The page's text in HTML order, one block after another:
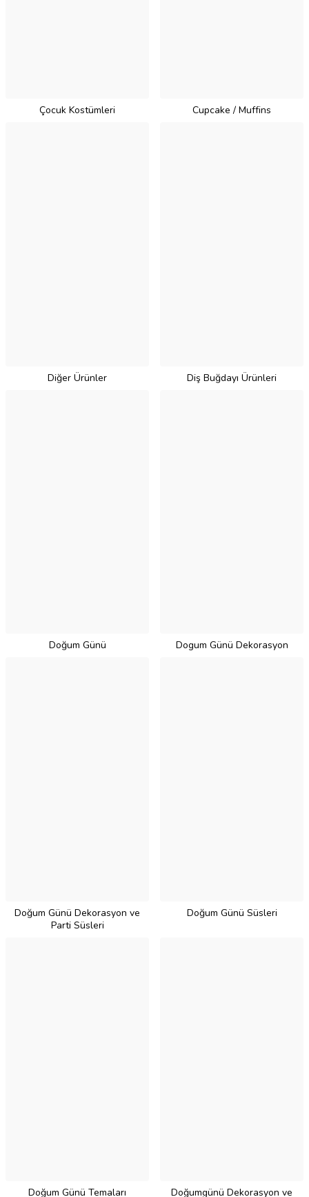
Çocuk Kostümleri Cupcake / Muffins
Diğer Ürünler Diş Buğdayı Ürünleri
Doğum Günü Dogum Günü Dekorasyon
Doğum Günü Dekorasyon ve
Parti Süsleri
Doğum Günü Süsleri
Doğum Günü Temaları Doğumgünü Dekorasyon ve